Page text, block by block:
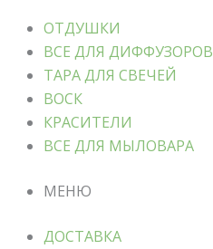
ОТДУШКИ
ВСЕ ДЛЯ ДИФФУЗОРОВ
ТАРА ДЛЯ СВЕЧЕЙ
ВОСК
КРАСИТЕЛИ
ВСЕ ДЛЯ МЫЛОВАРА
МЕНЮ
ДОСТАВКА